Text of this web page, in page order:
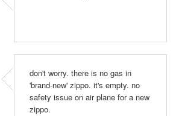
don't worry. there is no gas in
'brand-new' zippo. it's empty. no
safety issue on air plane for a new
zippo.